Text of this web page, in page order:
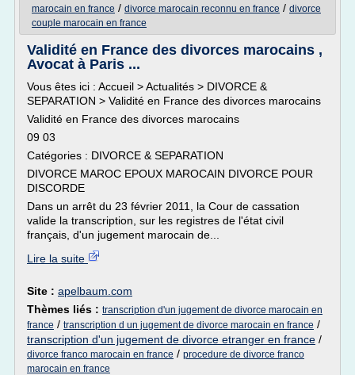
marocain en france / divorce marocain reconnu en france / divorce
couple marocain en france
Validité en France des divorces marocains ,
Avocat à Paris ...
Vous êtes ici : Accueil > Actualités > DIVORCE &
SEPARATION > Validité en France des divorces marocains
Validité en France des divorces marocains
09 03
Catégories : DIVORCE & SEPARATION
DIVORCE MAROC EPOUX MAROCAIN DIVORCE POUR
DISCORDE
Dans un arrêt du 23 février 2011, la Cour de cassation
valide la transcription, sur les registres de l'état civil
français, d'un jugement marocain de...
Lire la suite
Site : apelbaum.com
Thèmes liés : transcription d'un jugement de divorce marocain en
france / transcription d un jugement de divorce marocain en france /
transcription d'un jugement de divorce etranger en france /
divorce franco marocain en france / procedure de divorce franco
marocain en france